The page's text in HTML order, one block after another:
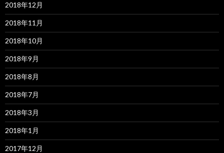
2018年12月
2018年11月
2018年10月
2018年9月
2018年8月
2018年7月
2018年3月
2018年1月
2017年12月